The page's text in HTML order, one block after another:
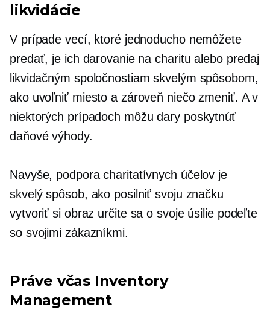
likvidácie
V prípade vecí, ktoré jednoducho nemôžete
predať, je ich darovanie na charitu alebo predaj
likvidačným spoločnostiam skvelým spôsobom,
ako uvoľniť miesto a zároveň niečo zmeniť. A v
niektorých prípadoch môžu dary poskytnúť
daňové výhody.
Navyše, podpora charitatívnych účelov je
skvelý spôsob, ako posilniť svoju značku
vytvoriť si obraz určite sa o svoje úsilie podeľte
so svojimi zákazníkmi.
Práve včas Inventory
Management